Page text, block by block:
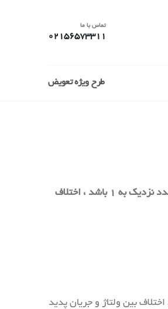
تماس با ما
02156573311
طرح ویژه تعویض
ضریب توان نسبت توان واقعی (توان اکتیو) به توان ظاهری می باشد. ضریب توان مقداری بین ۰ و ۱ دارد که بطور خلاصه می توان گفت که هرچه این عدد نزدیک به ۱ باشد ، اختلاف
بین ولتاژ و جریان پدید